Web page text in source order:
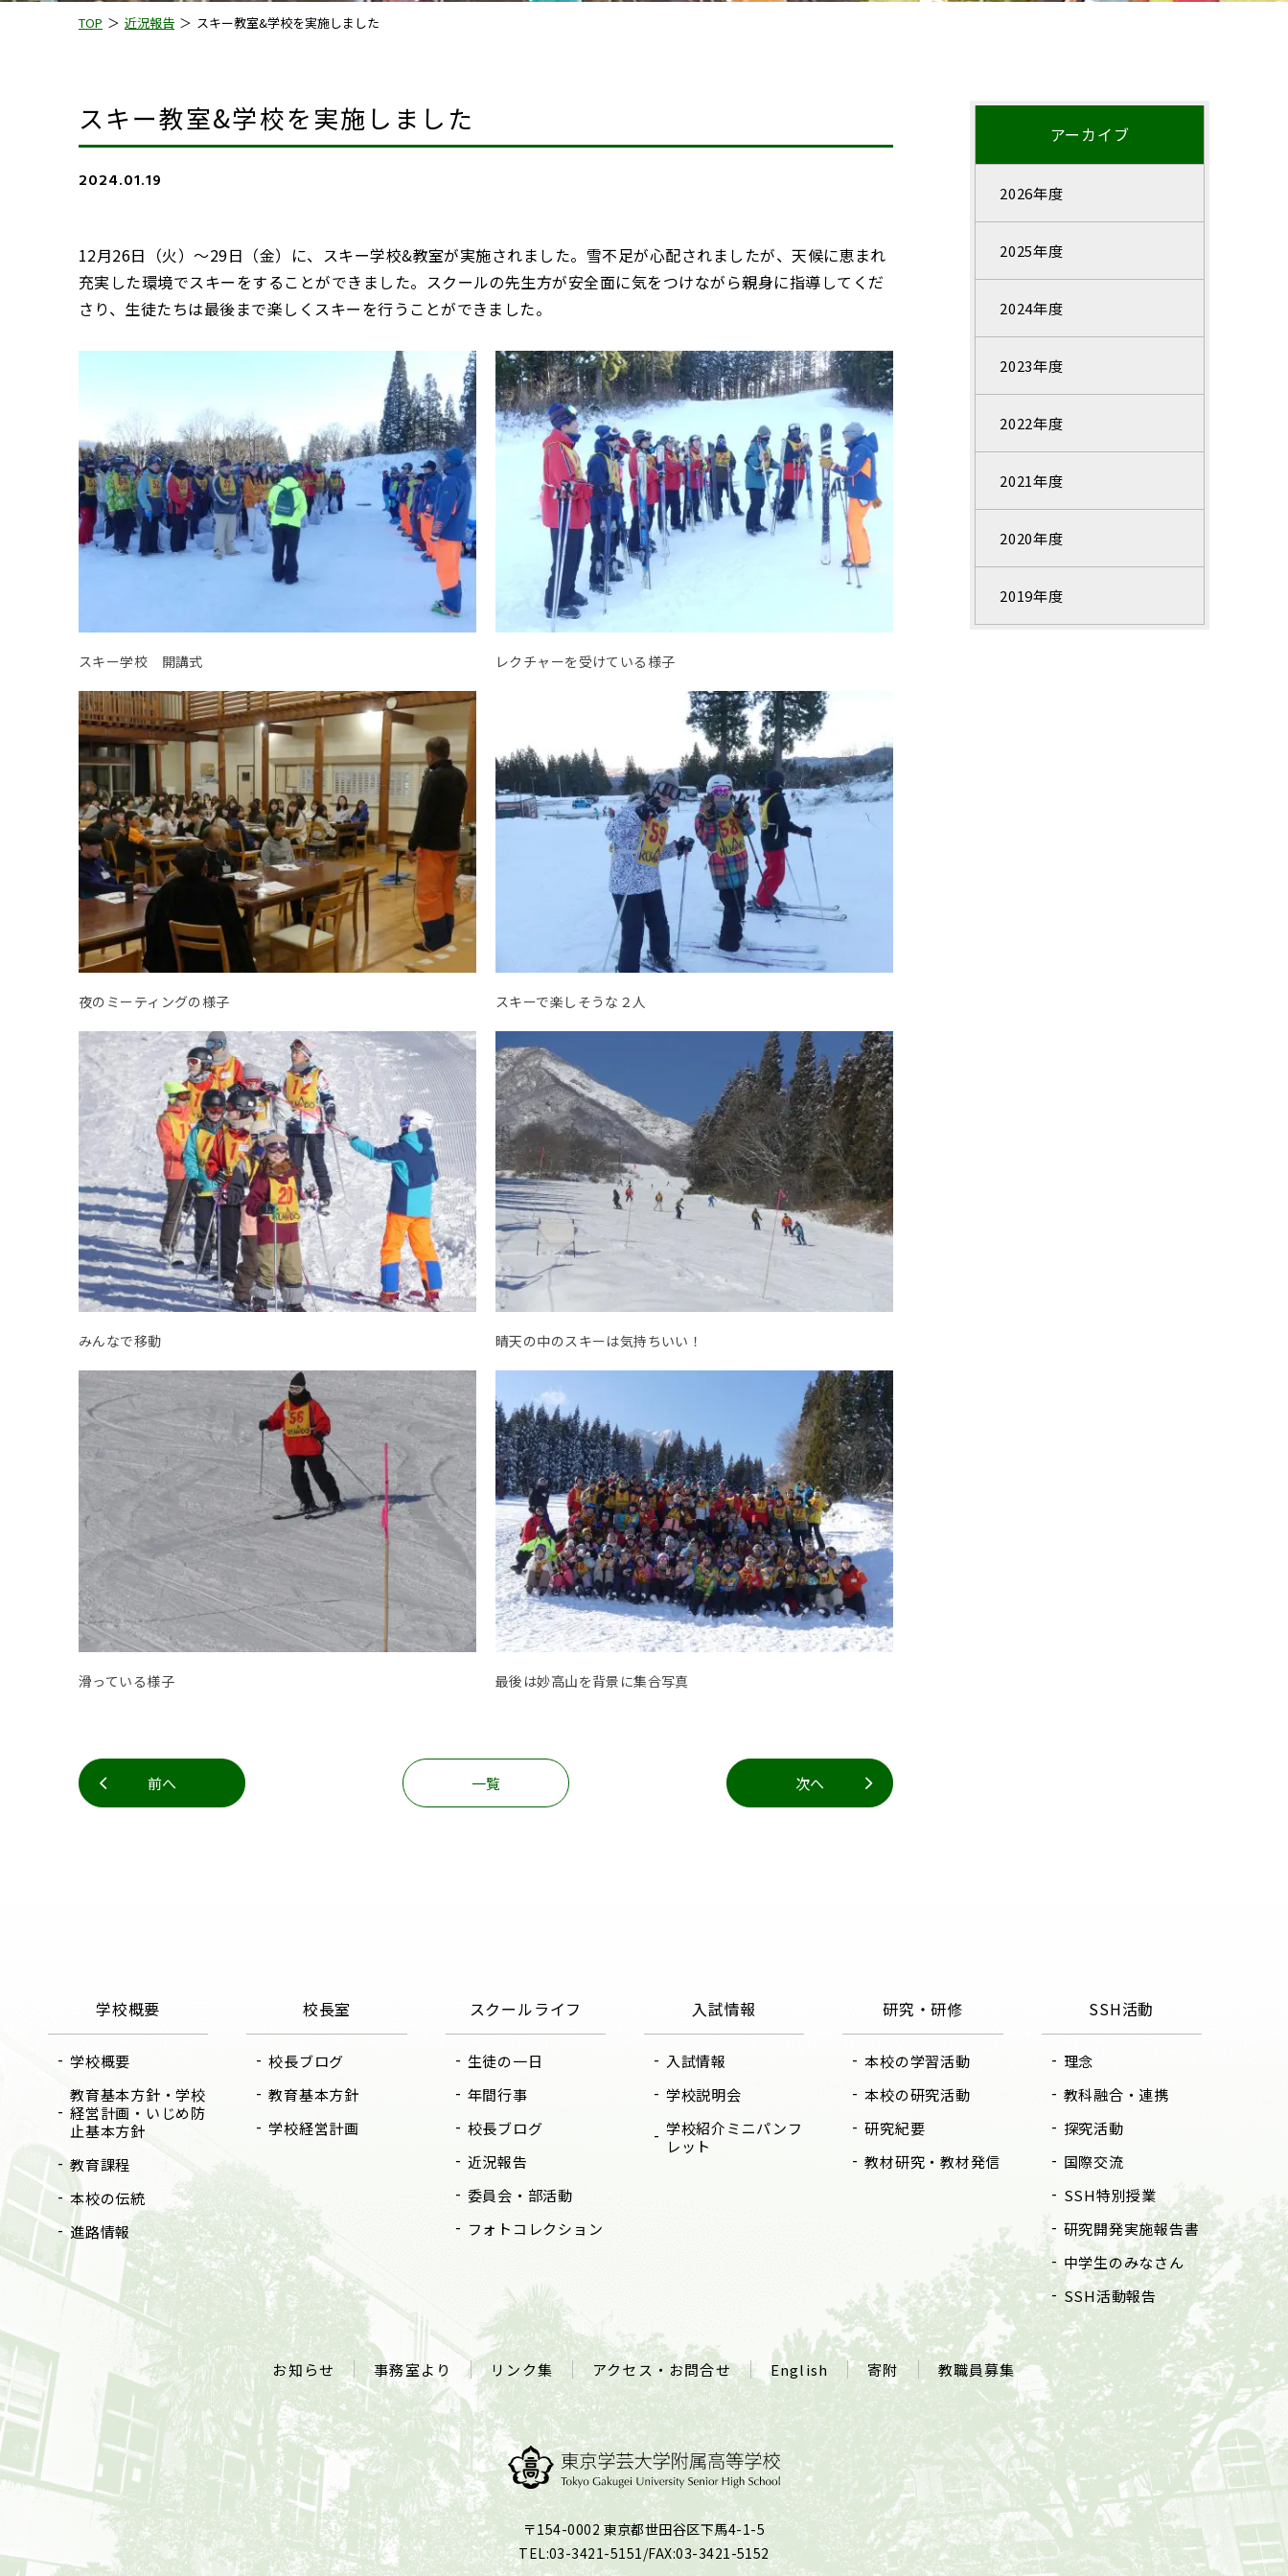
スキー教室&学校を実施しました
2024.01.19
12月26日（火）〜29日（金）に、スキー学校&教室が実施されました。雪不足が心配されましたが、天候に恵まれ
充実した環境でスキーをすることができました。スクールの先生方が安全面に気をつけながら親身に指導してくだ
さり、生徒たちは最後まで楽しくスキーを行うことができました。
スキー学校 開講式 レクチャーを受けている様子
夜のミーティングの様子 スキーで楽しそうな２人
みんなで移動 晴天の中のスキーは気持ちいい！
滑っている様子 最後は妙高山を背景に集合写真
前へ 一覧 次へ
アーカイブ
2026年度
2025年度
2024年度
2023年度
2022年度
2021年度
2020年度
2019年度
TOP 近況報告 スキー教室&学校を実施しました
学校概要
学校概要
教育基本方針・学校
経営計画・いじめ防
止基本方針
教育課程
本校の伝統
進路情報
校長室
校長ブログ
教育基本方針
学校経営計画
スクールライフ
生徒の一日
年間行事
校長ブログ
近況報告
委員会・部活動
フォトコレクション
入試情報
入試情報
学校説明会
学校紹介ミニパンフ
レット
研究・研修
本校の学習活動
本校の研究活動
研究紀要
教材研究・教材発信
SSH活動
理念
教科融合・連携
探究活動
国際交流
SSH特別授業
研究開発実施報告書
中学生のみなさん
SSH活動報告
お知らせ 事務室より リンク集 アクセス・お問合せ English 寄附 教職員募集
〒154-0002 東京都世田谷区下馬4-1-5
TEL:03-3421-5151/FAX:03-3421-5152